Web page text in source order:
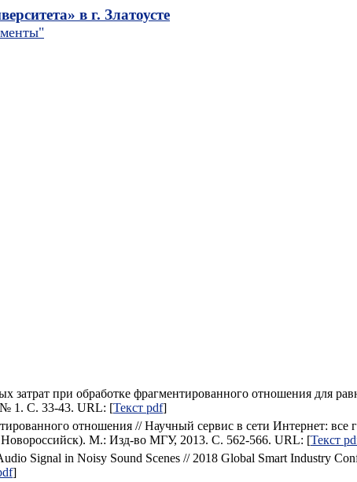
в г. Златоусте
"
затрат при обработке фрагментированного отношения для
№ 1. С. 33-43. URL: [Текст pdf]
отношения // Научный сервис в сети Интернет:
Новороссийск). М.: Изд-во МГУ, 2013. С. 562-566. URL: [Текст
Signal in Noisy Sound Scenes // 2018 Global Smart Industry
]